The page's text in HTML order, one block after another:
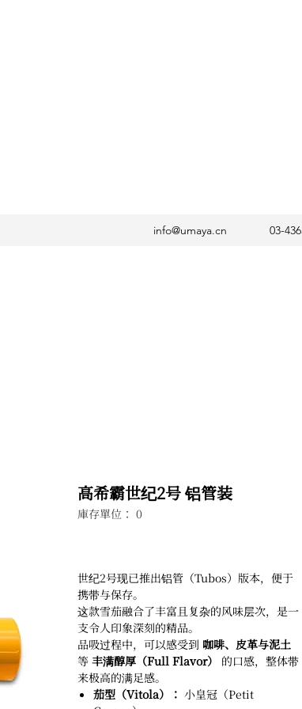
info@umaya.cn 03-
高希霸世纪2号 铝管装
庫存單位： 0
世纪2号现已推出铝管（Tubos）版本，便于
携带与保存。
这款雪茄融合了丰富且复杂的风味层次，是一
支令人印象深刻的精品。
品吸过程中，可以感受到 咖啡、皮革与泥土
等 丰满醇厚（Full Flavor）
的口感，整体带
来极高的满足感。
茄型（Vitola）： 小皇冠（Petit